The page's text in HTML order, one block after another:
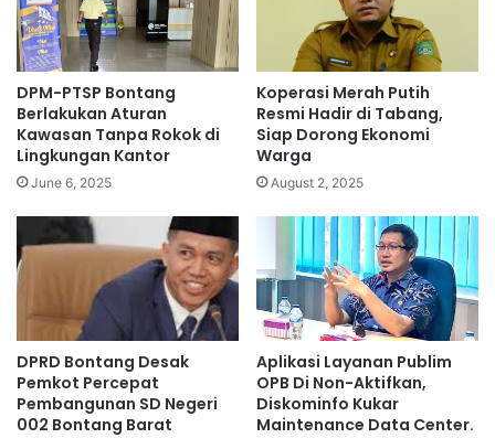
DPM-PTSP Bontang
Berlakukan Aturan
Kawasan Tanpa Rokok di
Lingkungan Kantor
June 6, 2025
Koperasi Merah Putih
Resmi Hadir di Tabang,
Siap Dorong Ekonomi
Warga
August 2, 2025
DPRD Bontang Desak
Pemkot Percepat
Pembangunan SD Negeri
002 Bontang Barat
Aplikasi Layanan Publim
OPB Di Non-Aktifkan,
Diskominfo Kukar
Maintenance Data Center.